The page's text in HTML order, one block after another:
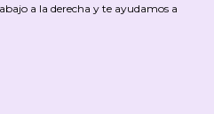
a la derecha y te ayudamos a